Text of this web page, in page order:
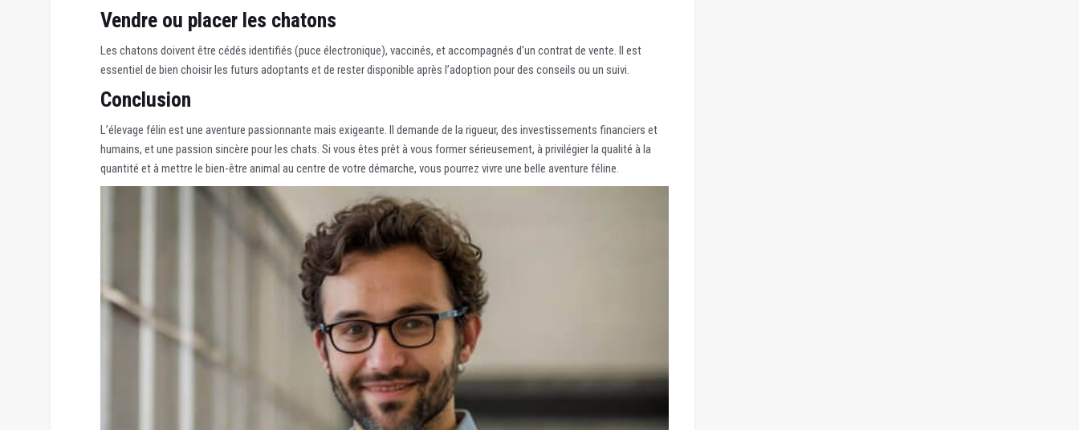
Vendre ou placer les chatons
Les chatons doivent être cédés identifiés (puce électronique), vaccinés, et accompagnés d’un contrat de vente. Il est
essentiel de bien choisir les futurs adoptants et de rester disponible après l’adoption pour des conseils ou un suivi.
Conclusion
L’élevage félin est une aventure passionnante mais exigeante. Il demande de la rigueur, des investissements financiers et
humains, et une passion sincère pour les chats. Si vous êtes prêt à vous former sérieusement, à privilégier la qualité à la
quantité et à mettre le bien-être animal au centre de votre démarche, vous pourrez vivre une belle aventure féline.